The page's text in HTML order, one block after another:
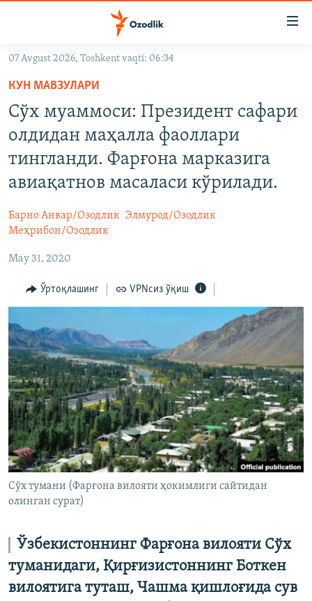
Асосий
навигацияга
ўтинг
Қидиришга
ўтинг
OZODARXIV
На русском
Озодлик бошқа тилларда
07 Avgust 2026, Toshkent vaqti: 06:34
КУН МАВЗУЛАРИ
Сўх муаммоси: Президент сафари
олдидан маҳалла фаоллари
тингланди. Фарғона марказига
авиақатнов масаласи кўрилади.
Барно Анвар/Озодлик Элмурод/Озодлик
Меҳрибон/Озодлик
May 31, 2020
Ўртоқлашинг VPNсиз ўқиш
Сўх тумани (Фарғона вилояти ҳокимлиги сайтидан
олинган сурат)
Ўзбекистоннинг Фарғона вилояти Сўх
туманидаги, Қирғизистоннинг Боткен
вилоятига туташ, Чашма қишлоғида сув